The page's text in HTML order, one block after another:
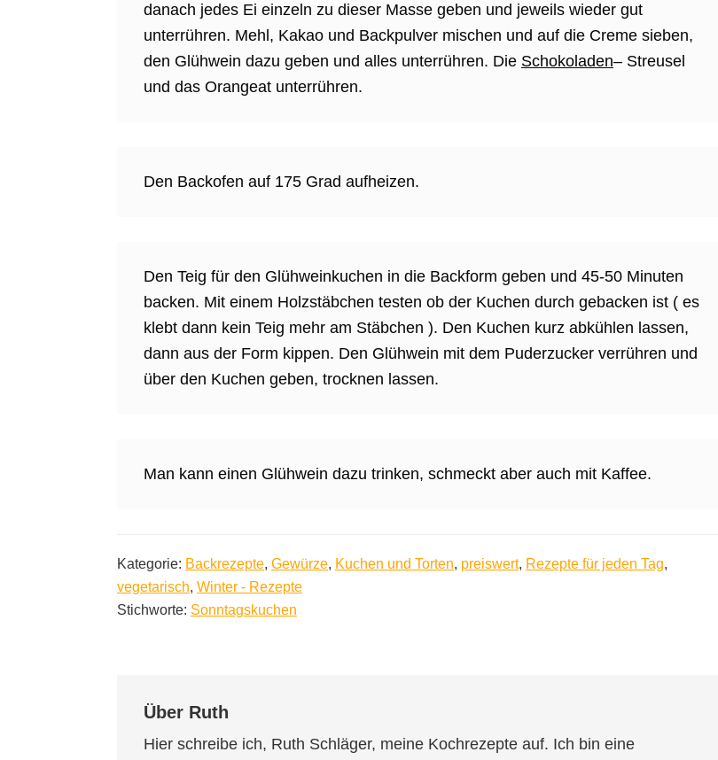
danach jedes Ei einzeln zu dieser Masse geben und jeweils wieder gut
unterrühren. Mehl, Kakao und Backpulver mischen und auf die Creme sieben,
den Glühwein dazu geben und alles unterrühren. Die Schokoladen– Streusel
und das Orangeat unterrühren.
Den Backofen auf 175 Grad aufheizen.
Den Teig für den Glühweinkuchen in die Backform geben und 45-50 Minuten
backen. Mit einem Holzstäbchen testen ob der Kuchen durch gebacken ist ( es
klebt dann kein Teig mehr am Stäbchen ). Den Kuchen kurz abkühlen lassen,
dann aus der Form kippen. Den Glühwein mit dem Puderzucker verrühren und
über den Kuchen geben, trocknen lassen.
Man kann einen Glühwein dazu trinken, schmeckt aber auch mit Kaffee.
Kategorie: Backrezepte, Gewürze, Kuchen und Torten, preiswert, Rezepte für jeden Tag,
vegetarisch, Winter - Rezepte
Stichworte: Sonntagskuchen
Über Ruth
Hier schreibe ich, Ruth Schläger, meine Kochrezepte auf. Ich bin eine